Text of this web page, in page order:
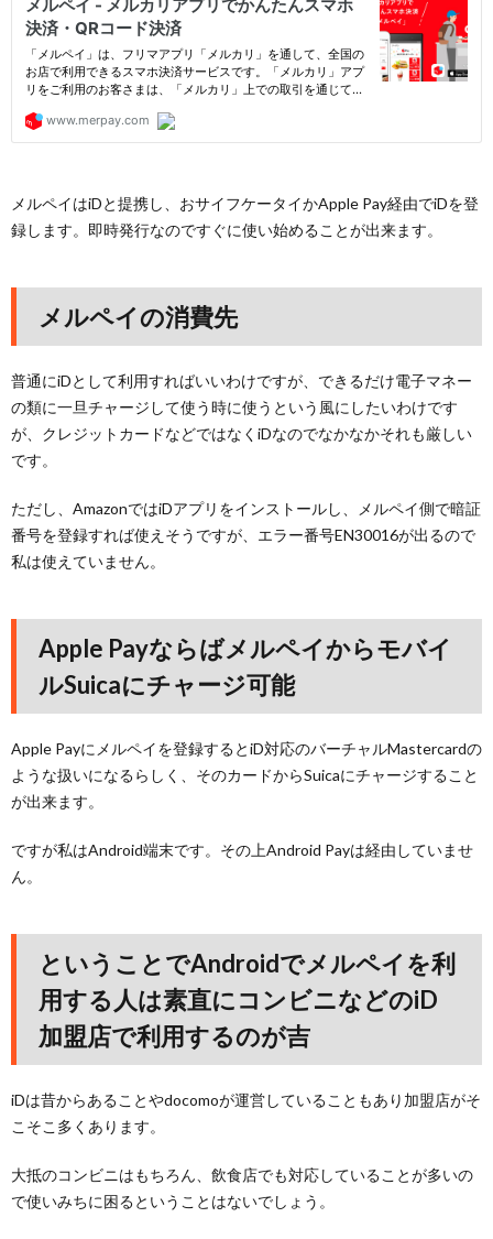
メルペイはiDと提携し、おサイフケータイかApple Pay経由でiDを登
録します。即時発行なのですぐに使い始めることが出来ます。
メルペイの消費先
普通にiDとして利用すればいいわけですが、できるだけ電子マネー
の類に一旦チャージして使う時に使うという風にしたいわけです
が、クレジットカードなどではなくiDなのでなかなかそれも厳しい
です。
ただし、AmazonではiDアプリをインストールし、メルペイ側で暗証
番号を登録すれば使えそうですが、エラー番号EN30016が出るので
私は使えていません。
Apple Payならばメルペイからモバイ
ルSuicaにチャージ可能
Apple Payにメルペイを登録するとiD対応のバーチャルMastercardの
ような扱いになるらしく、そのカードからSuicaにチャージすること
が出来ます。
ですが私はAndroid端末です。その上Android Payは経由していませ
ん。
ということでAndroidでメルペイを利
用する人は素直にコンビニなどのiD
加盟店で利用するのが吉
iDは昔からあることやdocomoが運営していることもあり加盟店がそ
こそこ多くあります。
大抵のコンビニはもちろん、飲食店でも対応していることが多いの
で使いみちに困るということはないでしょう。